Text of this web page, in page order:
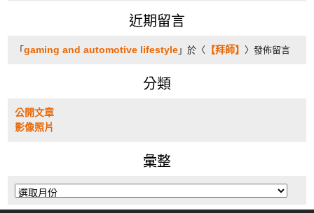
近期留言
「gaming and automotive lifestyle 」於〈 【拜師】 〉發佈留言
分類
公開文章
影像照片
彙整
彙